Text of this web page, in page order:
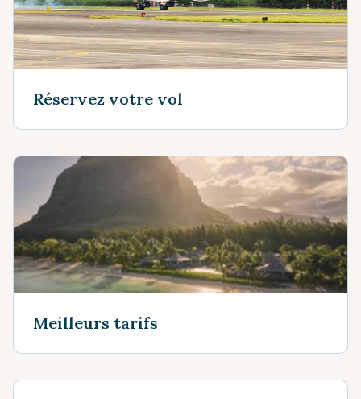
Réservez votre vol
Meilleurs tarifs